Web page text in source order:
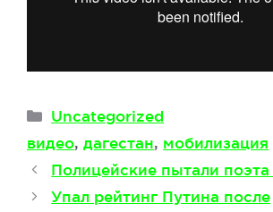
Рубрики
Uncategorized
Метки
видео, дагестан, мобилизация
Полицейские пытали
Упал рейтинг Путина после